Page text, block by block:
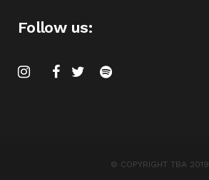
Follow us:
© COPYRIGHT TBA 2019